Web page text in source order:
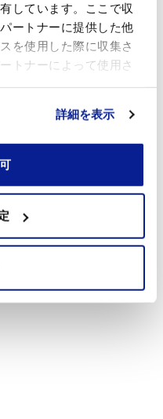
しています。ここで収
ートナーに提供した他
を使用した際に収集さ
トナーによって使用さ
詳細を表示